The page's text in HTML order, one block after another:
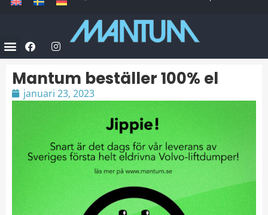
Mantum beställer 100% el
januari 23, 2023